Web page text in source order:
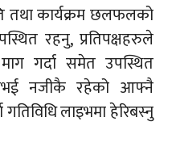
तथा कार्यक्रम छलफलको
रहनु, प्रतिपक्षहरुले
माग गर्दा समेत उपस्थित
नजीकै रहेको आफ्नै
लाइभमा हेरिबस्नु